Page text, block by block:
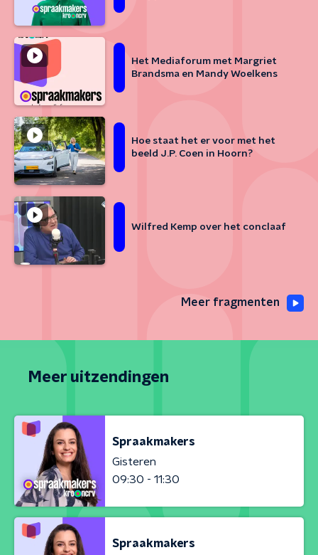
Het Mediaforum met Margriet
Brandsma en Mandy Woelkens
Hoe staat het er voor met het
beeld J.P. Coen in Hoorn?
Wilfred Kemp over het conclaaf
Meer fragmenten
Meer uitzendingen
Spraakmakers
Gisteren
09:30 - 11:30
Spraakmakers